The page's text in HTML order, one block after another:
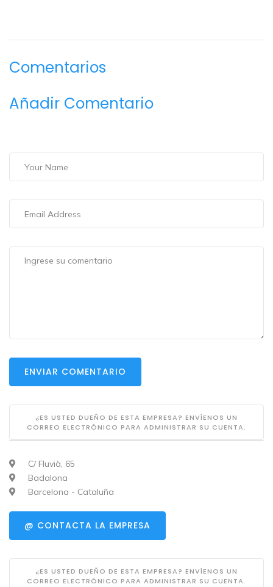
Comentarios
Añadir Comentario
ENVIAR COMENTARIO
¿ES USTED DUEÑO DE ESTA EMPRESA? ENVÍENOS UN
CORREO ELECTRÓNICO PARA ADMINISTRAR SU CUENTA.
C/ Fluvià, 65
Badalona
Barcelona - Cataluña
@ CONTACTA LA EMPRESA
¿ES USTED DUEÑO DE ESTA EMPRESA? ENVÍENOS UN
CORREO ELECTRÓNICO PARA ADMINISTRAR SU CUENTA.